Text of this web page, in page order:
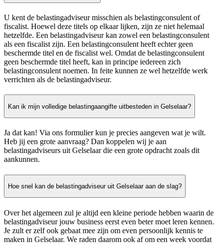
U kent de belastingadviseur misschien als belastingconsulent of
fiscalist. Hoewel deze titels op elkaar lijken, zijn ze niet helemaal
hetzelfde. Een belastingadviseur kan zowel een belastingconsulent
als een fiscalist zijn. Een belastingconsulent heeft echter geen
beschermde titel en de fiscalist wel. Omdat de belastingconsulent
geen beschermde titel heeft, kan in principe iedereen zich
belastingconsulent noemen. In feite kunnen ze wel hetzelfde werk
verrichten als de belastingadviseur.
Kan ik mijn volledige belastingaangifte uitbesteden in Gelselaar?
Ja dat kan! Via ons formulier kun je precies aangeven wat je wilt.
Heb jij een grote aanvraag? Dan koppelen wij je aan
belastingadviseurs uit Gelselaar die een grote opdracht zoals dit
aankunnen.
Hoe snel kan de belastingadviseur uit Gelselaar aan de slag?
Over het algemeen zul je altijd een kleine periode hebben waarin de
belastingadviseur jouw business eerst even beter moet leren kennen.
Je zult er zelf ook gebaat mee zijn om even persoonlijk kennis te
maken in Gelselaar. We raden daarom ook af om een week voordat